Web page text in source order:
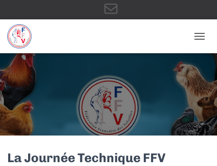
-
m
a
La Journée Technique FFV